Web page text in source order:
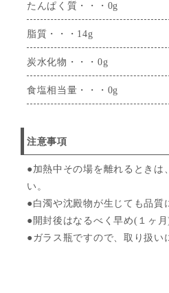
たんぱく質・・・0g
脂質・・・14g
炭水化物・・・0g
食塩相当量・・・0g
注意事項
●加熱中その場を離れるときは
い。
●白濁や沈殿物が生じても品質
●開封後はなるべく早め(１ヶ月
●ガラス瓶ですので、取り扱い